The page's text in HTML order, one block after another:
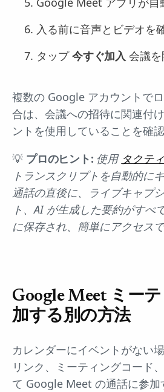
入る前に音声とビデオを
タップ今すぐ加入 会議を
複数の Google アカウントで
合は、会議への招待に関連付
ントを使用していることを確
💡 プロのヒント: 使用 タクテ
トランスクリプトを自動的に
通話の直後に、ライブキャプ
ト、AI が生成した要約がすべ
に保存され、簡単にアクセスで
Google Meet ミー
加する別の方法
カレンダーにイベントがない
リンク、ミーティングコード
て Google Meet の通話に参加